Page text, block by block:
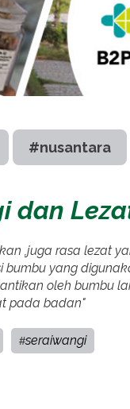
#nusantara
dan
,juga rasa lezat
yang
oleh bumbu
pada badan"
#seraiwangi